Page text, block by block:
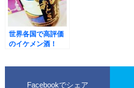
世界各国で高評価
のイケメン酒！
Facebookでシェア